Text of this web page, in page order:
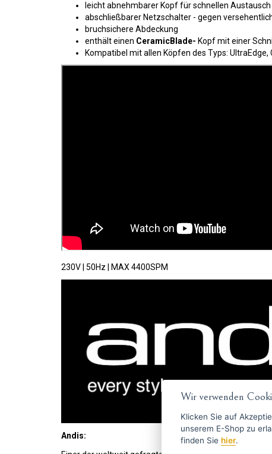
leicht abnehmbarer Kopf für schnellen
abschließbarer Netzschalter - gegen
bruchsichere Abdeckung
enthält einen CeramicBlade- Kopf mit einer
Kompatibel mit allen Köpfen des Typs:
230V | 50Hz | MAX 4400SPM
Andis:
Wir verwenden
Klicken Sie auf
unserem E-Shop zu erlauben. Weitere Informationen zu
finden Sie hier.